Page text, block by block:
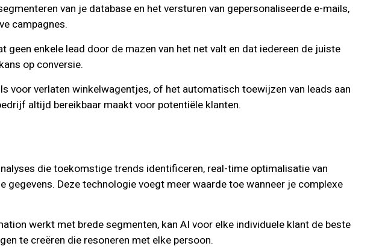
van je database en het versturen van gepersonaliseerde e-mails,
campagnes.
enkele lead door de mazen van het net valt en dat iedereen de juiste
op conversie.
voor verlaten winkelwagentjes, of het automatisch toewijzen van leads aan
altijd bereikbaar maakt voor potentiële klanten.
die toekomstige trends identificeren, real-time optimalisatie van
Deze technologie voegt meer waarde toe wanneer je complexe
werkt met brede segmenten, kan AI voor elke individuele klant de beste
te creëren die resoneren met elke persoon.